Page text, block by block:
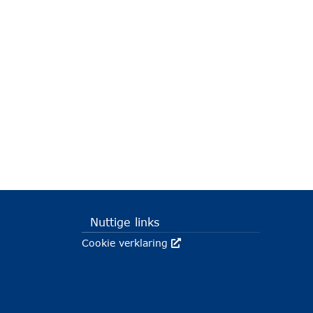
Nuttige links
Cookie verklaring Deze link wordt in een nieuw